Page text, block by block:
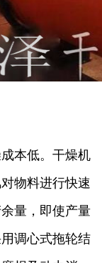
本低。干燥机
物料进行快速
量，即使产量
调心式拖轮结